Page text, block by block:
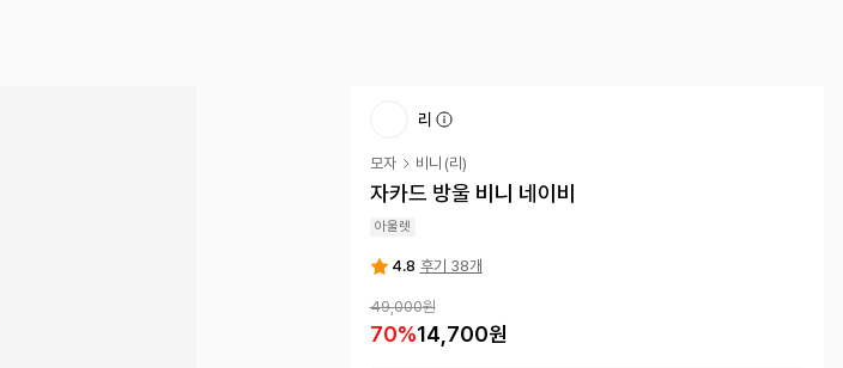
리
모자 비니 (리 )
자카드 방울 비니 네이비
아울렛
4.8 후기 38개
49,000원
70%14,700원